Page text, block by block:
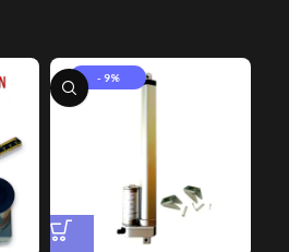
- 9%